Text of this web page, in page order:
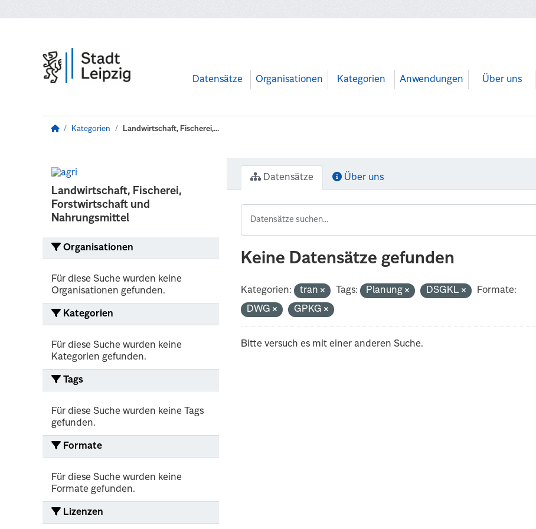
Datensätze Organisationen Kategorien Anwendungen Über uns
Kategorien Landwirtschaft, Fischerei,...
Landwirtschaft, Fischerei,
Forstwirtschaft und
Nahrungsmittel
Organisationen
Für diese Suche wurden keine
Organisationen gefunden.
Kategorien
Für diese Suche wurden keine
Kategorien gefunden.
Tags
Für diese Suche wurden keine Tags
gefunden.
Formate
Für diese Suche wurden keine
Formate gefunden.
Lizenzen
Datensätze Über uns
Keine Datensätze gefunden
Kategorien: tran Tags: Planung DSGKL
Formate:
DWG
GPKG
Bitte versuch es mit einer anderen Suche.